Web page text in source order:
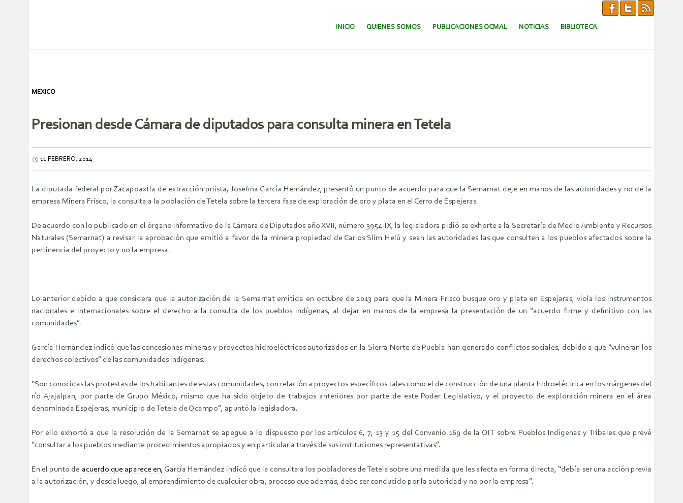
SALTAR AL CONTENIDO.
INICIO QUIENES SOMOS PUBLICACIONES OCMAL NOTICIAS BIBLIOTECA
MEXICO
Presionan desde Cámara de diputados para consulta minera en Tetela
11 FEBRERO, 2014
La diputada federal por Zacapoaxtla de extracción priista, Josefina García Hernández, presentó un punto de acuerdo para que la Semarnat deje en manos de las autoridades y no de la
empresa Minera Frisco, la consulta a la población de Tetela sobre la tercera fase de exploración de oro y plata en el Cerro de Espejeras.
De acuerdo con lo publicado en el órgano informativo de la Cámara de Diputados año XVII, número 3954-IX, la legisladora pidió se exhorte a la Secretaría de Medio Ambiente y Recursos
Naturales (Semarnat) a revisar la aprobación que emitió a favor de la minera propiedad de Carlos Slim Helú y sean las autoridades las que consulten a los pueblos afectados sobre la
pertinencia del proyecto y no la empresa.
Lo anterior debido a que considera que la autorización de la Semarnat emitida en octubre de 2013 para que la Minera Frisco busque oro y plata en Espejaras, viola los instrumentos
nacionales e internacionales sobre el derecho a la consulta de los pueblos indígenas, al dejar en manos de la empresa la presentación de un “acuerdo firme y definitivo con las
comunidades”.
García Hernández indicó que las concesiones mineras y proyectos hidroeléctricos autorizados en la Sierra Norte de Puebla han generado conflictos sociales, debido a que “vulneran los
derechos colectivos” de las comunidades indígenas.
“Son conocidas las protestas de los habitantes de estas comunidades, con relación a proyectos específicos tales como el de construcción de una planta hidroeléctrica en los márgenes del
río Ajajalpan, por parte de Grupo México, mismo que ha sido objeto de trabajos anteriores por parte de este Poder Legislativo, y el proyecto de exploración minera en el área
denominada Espejeras, municipio de Tetela de Ocampo”, apuntó la legisladora.
Por ello exhortó a que la resolución de la Semarnat se apegue a lo dispuesto por los artículos 6, 7, 13 y 15 del Convenio 169 de la OIT sobre Pueblos Indígenas y Tribales que prevé
“consultar a los pueblos mediante procedimientos apropiados y en particular a través de sus instituciones representativas”.
En el punto de acuerdo que aparece en, García Hernández indicó que la consulta a los pobladores de Tetela sobre una medida que les afecta en forma directa, “debía ser una acción previa
a la autorización, y desde luego, al emprendimiento de cualquier obra, proceso que además, debe ser conducido por la autoridad y no por la empresa”.